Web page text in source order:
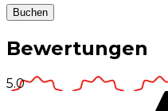
Buchen
Bewertungen
5.0